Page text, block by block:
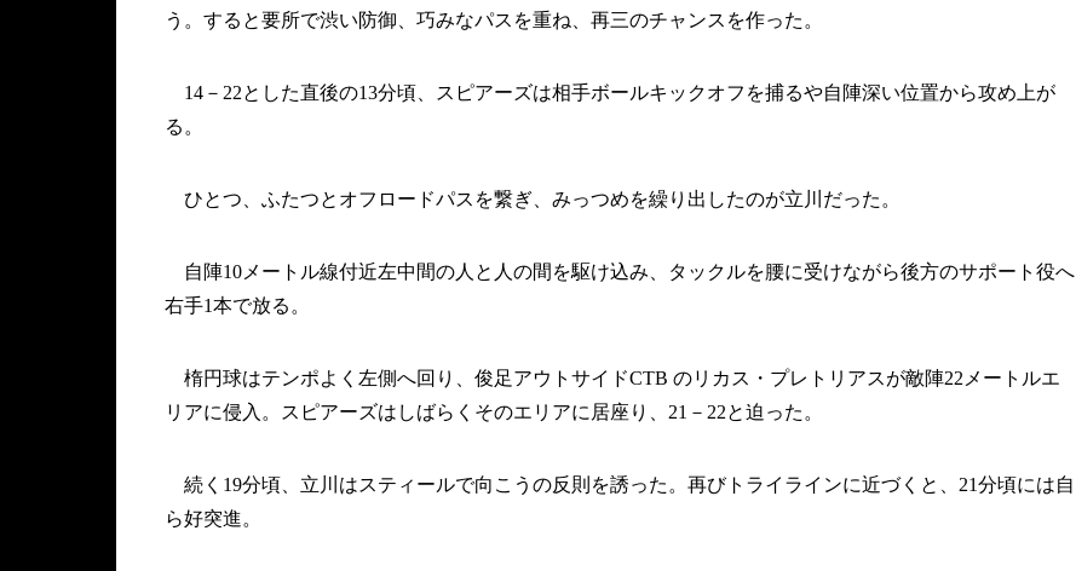
う。すると要所で渋い防御、巧みなパスを重ね、再三のチャンスを作った。
14－22とした直後の13分頃、スピアーズは相手ボールキックオフを捕るや自陣深い位置から攻め上が
る。
ひとつ、ふたつとオフロードパスを繋ぎ、みっつめを繰り出したのが立川だった。
自陣10メートル線付近左中間の人と人の間を駆け込み、タックルを腰に受けながら後方のサポート役へ
右手1本で放る。
楕円球はテンポよく左側へ回り、俊足アウトサイドCTB のリカス・プレトリアスが敵陣22メートルエ
リアに侵入。スピアーズはしばらくそのエリアに居座り、21－22と迫った。
続く19分頃、立川はスティールで向こうの反則を誘った。再びトライラインに近づくと、21分頃には自
ら好突進。